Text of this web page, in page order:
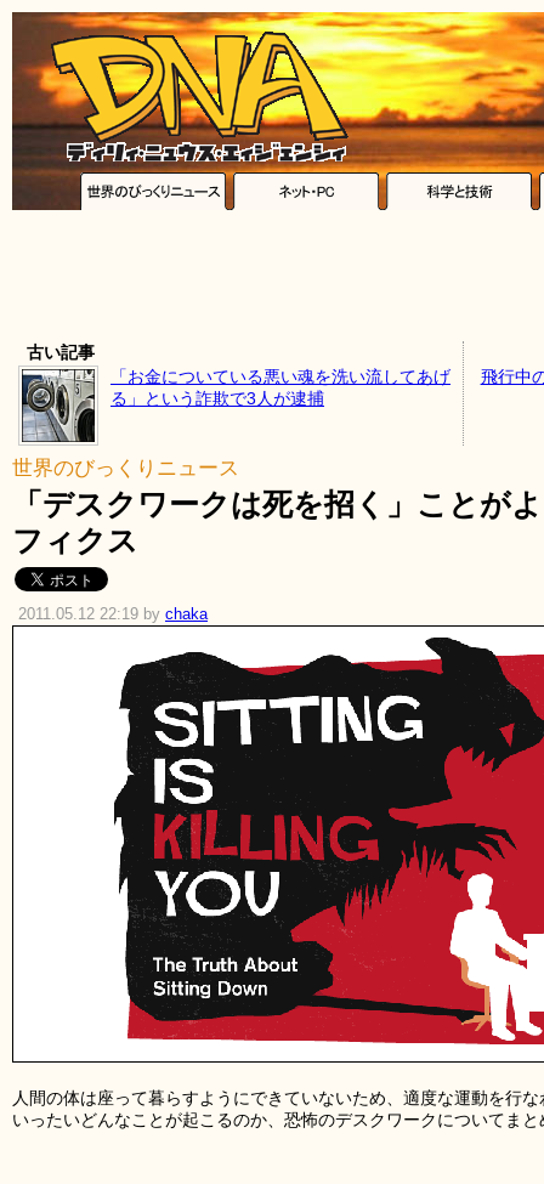
古い記事
「お金についている悪い魂を洗い流してあげ
る」という詐欺で3人が逮捕
飛行中
世界のびっくりニュース
「デスクワークは死を招く」ことが
フィクス
2011.05.12 22:19 by chaka
人間の体は座って暮らすようにできていないため、適度な運動を行
いったいどんなことが起こるのか、恐怖のデスクワークについてま